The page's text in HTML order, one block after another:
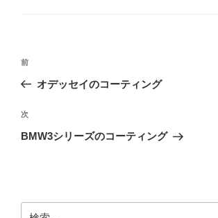
投
ビ
ゲ
ン
前
の
稿
前
オデッセイのコーティング
次
の
次
BMW3シリーズのコーティング